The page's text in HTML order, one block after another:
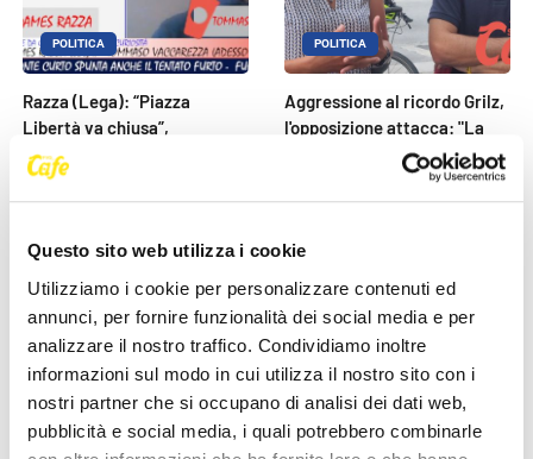
Questo sito web utilizza i cookie
Utilizziamo i cookie per personalizzare contenuti ed
annunci, per fornire funzionalità dei social media e per
analizzare il nostro traffico. Condividiamo inoltre
informazioni sul modo in cui utilizza il nostro sito con i
nostri partner che si occupano di analisi dei dati web,
pubblicità e social media, i quali potrebbero combinarle
POLITICA
Razza (Lega): “Piazza
Libertà va chiusa”,
Vaccarezza (Adesso
Trieste): [...]
POLITICA
Aggressione al ricordo Grilz,
l'opposizione attacca: "La
maggioranza scappa dal [...]
POLITICA POLITICA